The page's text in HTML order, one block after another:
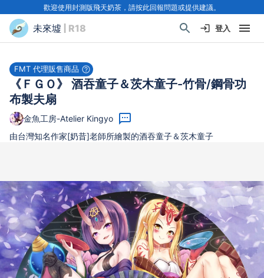
歡迎使用封測版飛天奶茶，請按此回報問題或提供建議。
未來墟 | R18 登入
FMT 代理販售商品
《ＦＧＯ》 酒吞童子＆茨木童子-竹骨/鋼骨功
布製夫扇
金魚工房-Atelier Kingyo
由台灣知名作家[奶昔]老師所繪製的酒吞童子＆茨木童子